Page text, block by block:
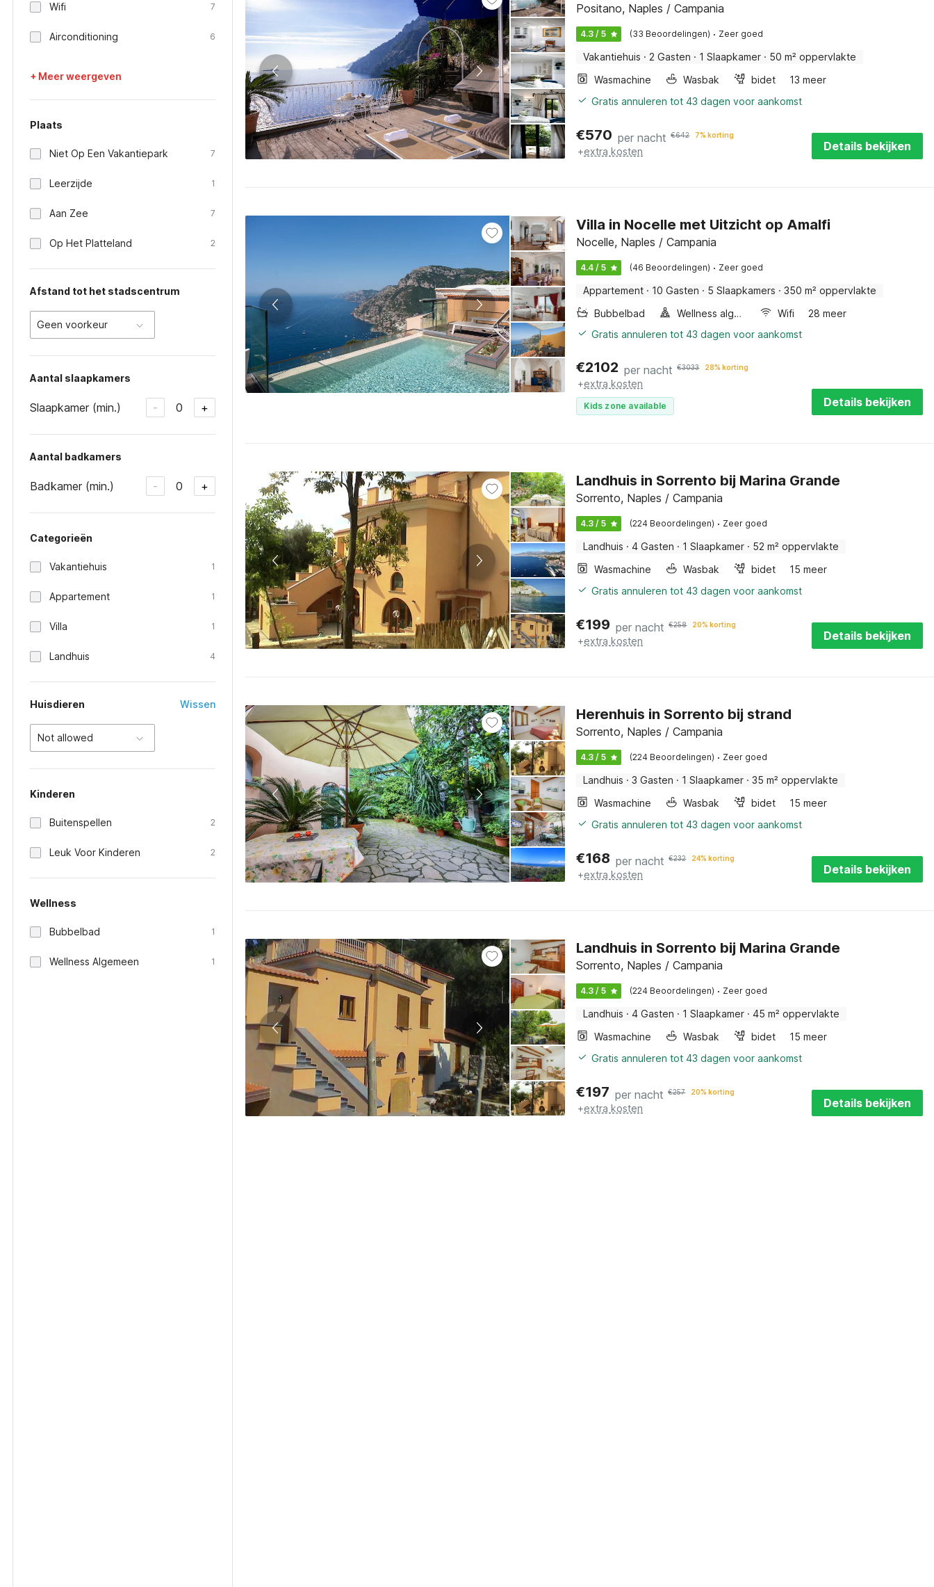
Wifi 7
Airconditioning 6
+ Meer weergeven
Plaats
Niet Op Een Vakantiepark 7
Leerzijde 1
Aan Zee 7
Op Het Platteland 2
Afstand tot het stadscentrum
Geen voorkeur
Aantal slaapkamers
Slaapkamer (min.) - 0 +
Aantal badkamers
Badkamer (min.) - 0 +
Categorieën
Vakantiehuis 1
Appartement 1
Villa 1
Landhuis 4
Huisdieren Wissen
Not allowed
Kinderen
Buitenspellen 2
Leuk Voor Kinderen 2
Wellness
Bubbelbad 1
Wellness Algemeen 1
Positano, Naples / Campania
4.3 / 5 (33 Beoordelingen) · Zeer goed
Vakantiehuis · 2 Gasten · 1 Slaapkamer · 50 m² oppervlakte
Wasmachine
Wasbak bidet
13 meer
Gratis annuleren tot 43 dagen voor aankomst
€570 per nacht €642 7% korting
+extra kosten Details bekijken
Villa in Nocelle met Uitzicht op Amalfi
Nocelle, Naples / Campania
4.4 / 5 (46 Beoordelingen) · Zeer goed
Appartement · 10 Gasten · 5 Slaapkamers · 350 m² oppervlakte
Bubbelbad
Wellness algemeen Wifi
28 meer
Gratis annuleren tot 43 dagen voor aankomst
€2102 per nacht €3033 28% korting
+extra kosten
Kids zone available Details bekijken
Landhuis in Sorrento bij Marina Grande
Sorrento, Naples / Campania
4.3 / 5 (224 Beoordelingen) · Zeer goed
Landhuis · 4 Gasten · 1 Slaapkamer · 52 m² oppervlakte
Wasmachine
Wasbak bidet
15 meer
Gratis annuleren tot 43 dagen voor aankomst
€199 per nacht €258 20% korting
+extra kosten Details bekijken
Herenhuis in Sorrento bij strand
Sorrento, Naples / Campania
4.3 / 5 (224 Beoordelingen) · Zeer goed
Landhuis · 3 Gasten · 1 Slaapkamer · 35 m² oppervlakte
Wasmachine
Wasbak bidet
15 meer
Gratis annuleren tot 43 dagen voor aankomst
€168 per nacht €232 24% korting
+extra kosten Details bekijken
Landhuis in Sorrento bij Marina Grande
Sorrento, Naples / Campania
4.3 / 5 (224 Beoordelingen) · Zeer goed
Landhuis · 4 Gasten · 1 Slaapkamer · 45 m² oppervlakte
Wasmachine
Wasbak bidet
15 meer
Gratis annuleren tot 43 dagen voor aankomst
€197 per nacht €257 20% korting
+extra kosten Details bekijken